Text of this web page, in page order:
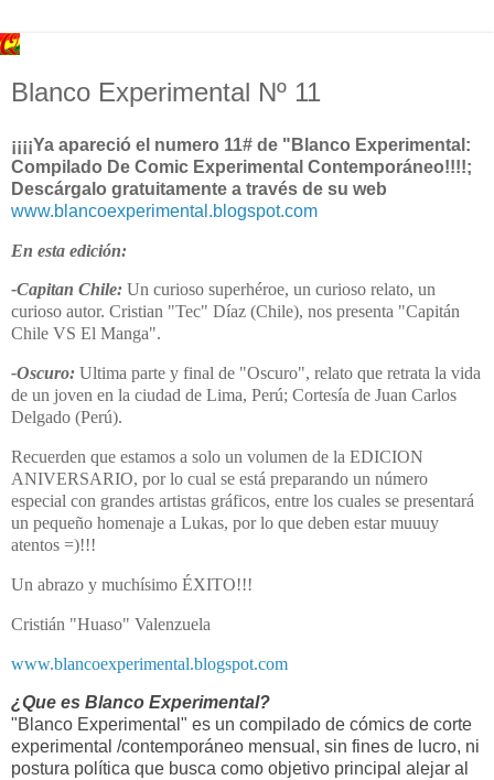
Blanco Experimental Nº 11
¡¡¡¡Ya apareció el numero 11# de "Blanco Experimental:
Compilado De Comic Experimental Contemporáneo!!!!;
Descárgalo gratuitamente a través de su web
www.blancoexperimental.blogspot.com
En esta edición:
-Capitan Chile: Un curioso superhéroe, un curioso relato, un
curioso autor. Cristian "Tec" Díaz (Chile), nos presenta "Capitán
Chile VS El Manga".
-Oscuro: Ultima parte y final de "Oscuro", relato que retrata la vida
de un joven en la ciudad de Lima, Perú; Cortesía de Juan Carlos
Delgado (Perú).
Recuerden que estamos a solo un volumen de la EDICION
ANIVERSARIO, por lo cual se está preparando un número
especial con grandes artistas gráficos, entre los cuales se presentará
un pequeño homenaje a Lukas, por lo que deben estar muuuy
atentos =)!!!
Un abrazo y muchísimo ÉXITO!!!
Cristián "Huaso" Valenzuela
www.blancoexperimental.blogspot.com
¿Que es Blanco Experimental?
"Blanco Experimental" es un compilado de cómics de corte
experimental /contemporáneo mensual, sin fines de lucro, ni
postura política que busca como objetivo principal alejar al